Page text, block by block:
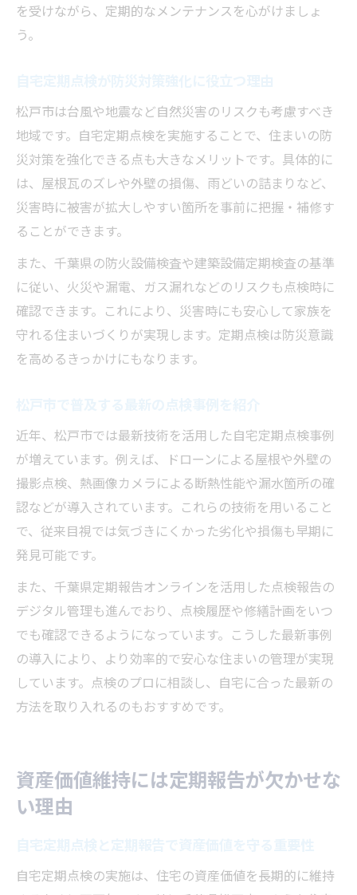
を受けながら、定期的なメンテナンスを心がけましょ
う。
松戸市は台風や地震など自然災害のリスクも考慮すべき
地域です。自宅定期点検を実施することで、住まいの防
災対策を強化できる点も大きなメリットです。具体的に
は、屋根瓦のズレや外壁の損傷、雨どいの詰まりなど、
災害時に被害が拡大しやすい箇所を事前に把握・補修す
ることができます。
また、千葉県の防火設備検査や建築設備定期検査の基準
に従い、火災や漏電、ガス漏れなどのリスクも点検時に
確認できます。これにより、災害時にも安心して家族を
守れる住まいづくりが実現します。定期点検は防災意識
を高めるきっかけにもなります。
近年、松戸市では最新技術を活用した自宅定期点検事例
が増えています。例えば、ドローンによる屋根や外壁の
撮影点検、熱画像カメラによる断熱性能や漏水箇所の確
認などが導入されています。これらの技術を用いること
で、従来目視では気づきにくかった劣化や損傷も早期に
発見可能です。
また、千葉県定期報告オンラインを活用した点検報告の
デジタル管理も進んでおり、点検履歴や修繕計画をいつ
でも確認できるようになっています。こうした最新事例
の導入により、より効率的で安心な住まいの管理が実現
しています。点検のプロに相談し、自宅に合った最新の
方法を取り入れるのもおすすめです。
資産価値維持には定期報告が欠かせな
い理由
自宅定期点検の実施は、住宅の資産価値を長期的に維持